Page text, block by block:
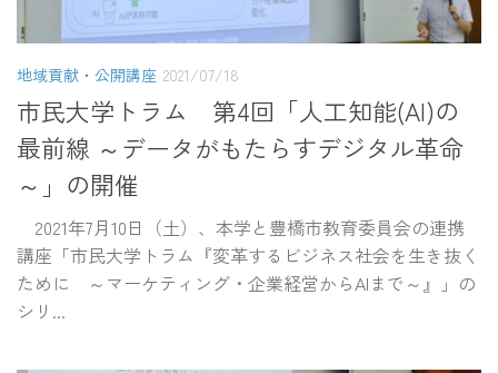
地域貢献・公開講座 2021/07/18
市民大学トラム 第4回「人工知能(AI)の
最前線 ～データがもたらすデジタル革命
～」の開催
2021年7月10日（土）、本学と豊橋市教育委員会の連携
講座「市民大学トラム『変革するビジネス社会を生き抜く
ために ～マーケティング・企業経営からAIまで～』」の
シリ...